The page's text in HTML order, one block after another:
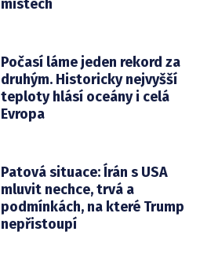
místech
Počasí láme jeden rekord za
druhým. Historicky nejvyšší
teploty hlásí oceány i celá
Evropa
Patová situace: Írán s USA
mluvit nechce, trvá a
podmínkách, na které Trump
nepřistoupí